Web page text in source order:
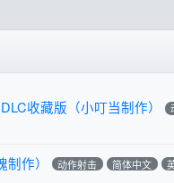
收藏版（小叮当制作）
作） 动作射击 简体中文